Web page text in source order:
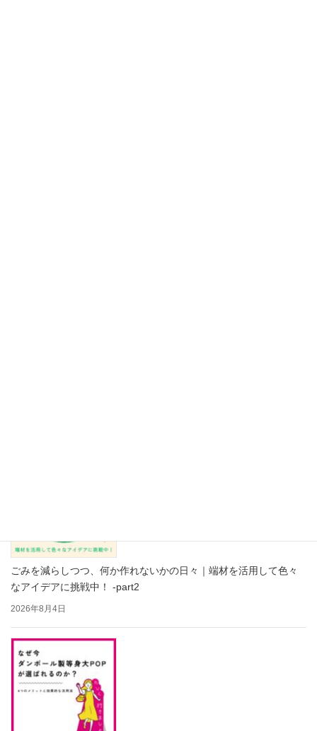
ごみを減らしつつ、何か作れないかの日々｜端材を活用して色々
なアイデアに挑戦中！ -part2
2026年8月4日